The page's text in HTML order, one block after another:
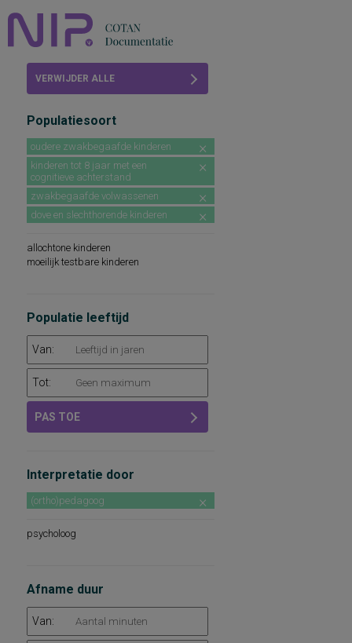
Abonneren
VERWIJDER ALLE
Populatiesoort
oudere zwakbegaafde kinderen
kinderen tot 8 jaar met een
cognitieve achterstand
zwakbegaafde volwassenen
dove en slechthorende kinderen
allochtone kinderen
moeilijk testbare kinderen
Populatie leeftijd
Van:
Tot:
PAS TOE
Interpretatie door
(ortho)pedagoog
psycholoog
Afname duur
Van: